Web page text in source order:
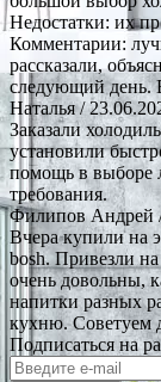
Недостатки: их
Комментарии:
рассказали,
следующий день.
Наталья/
Заказали
установили
помощь в выборе
требования.
Филипов Андрей
Вчера купили на
bosh. Привезли
очень довольны,
напитки разных
кухню. Советуем
Подписаться на